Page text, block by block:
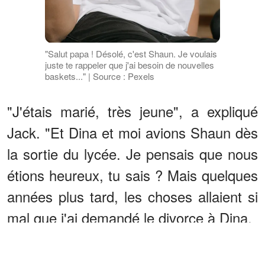
"Salut papa ! Désolé, c'est Shaun. Je voulais
juste te rappeler que j'ai besoin de nouvelles
baskets..." | Source : Pexels
"J'étais marié, très jeune", a expliqué
Jack. "Et Dina et moi avions Shaun dès
la sortie du lycée. Je pensais que nous
étions heureux, tu sais ? Mais quelques
années plus tard, les choses allaient si
mal que j'ai demandé le divorce à Dina.